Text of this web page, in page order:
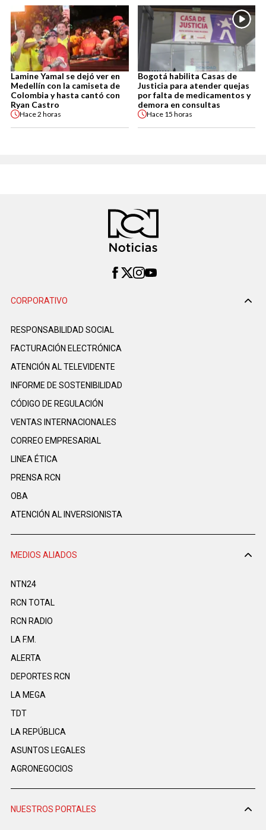
Lamine Yamal se dejó ver en
Medellín con la camiseta de
Colombia y hasta cantó con
Ryan Castro
Hace2 horas
Bogotá habilita Casas de
Justicia para atender quejas
por falta de medicamentos y
demora en consultas
Hace 15 horas
CORPORATIVO
RESPONSABILIDAD SOCIAL
FACTURACIÓN ELECTRÓNICA
ATENCIÓN AL TELEVIDENTE
INFORME DE SOSTENIBILIDAD
CÓDIGO DE REGULACIÓN
VENTAS INTERNACIONALES
CORREO EMPRESARIAL
LINEA ÉTICA
PRENSA RCN
OBA
ATENCIÓN AL INVERSIONISTA
MEDIOS ALIADOS
NTN24
RCN TOTAL
RCN RADIO
LA F.M.
ALERTA
DEPORTES RCN
LA MEGA
TDT
LA REPÚBLICA
ASUNTOS LEGALES
AGRONEGOCIOS
NUESTROS PORTALES